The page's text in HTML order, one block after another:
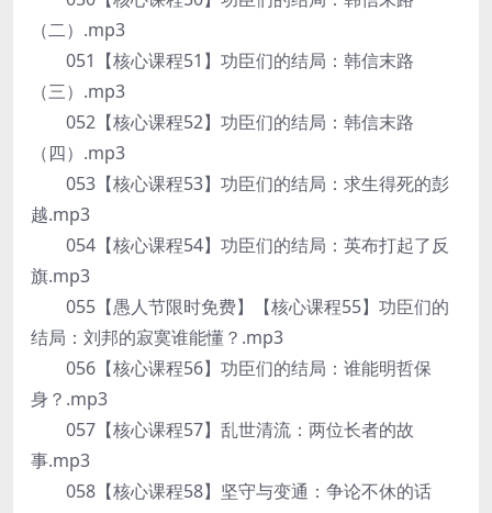
（二）.mp3
051【核心课程51】功臣们的结局：韩信末路
（三）.mp3
052【核心课程52】功臣们的结局：韩信末路
（四）.mp3
053【核心课程53】功臣们的结局：求生得死的彭
越.mp3
054【核心课程54】功臣们的结局：英布打起了反
旗.mp3
055【愚人节限时免费】【核心课程55】功臣们的
结局：刘邦的寂寞谁能懂？.mp3
056【核心课程56】功臣们的结局：谁能明哲保
身？.mp3
057【核心课程57】乱世清流：两位长者的故
事.mp3
058【核心课程58】坚守与变通：争论不休的话